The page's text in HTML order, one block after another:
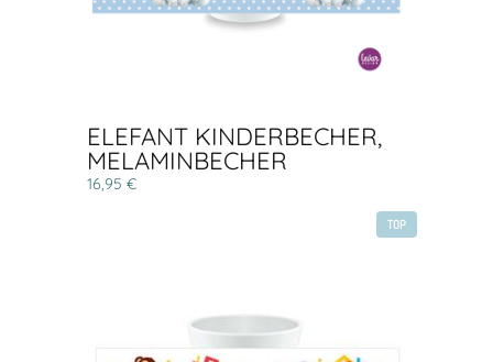
ELEFANT KINDERBECHER,
MELAMINBECHER
16,95 €
TOP